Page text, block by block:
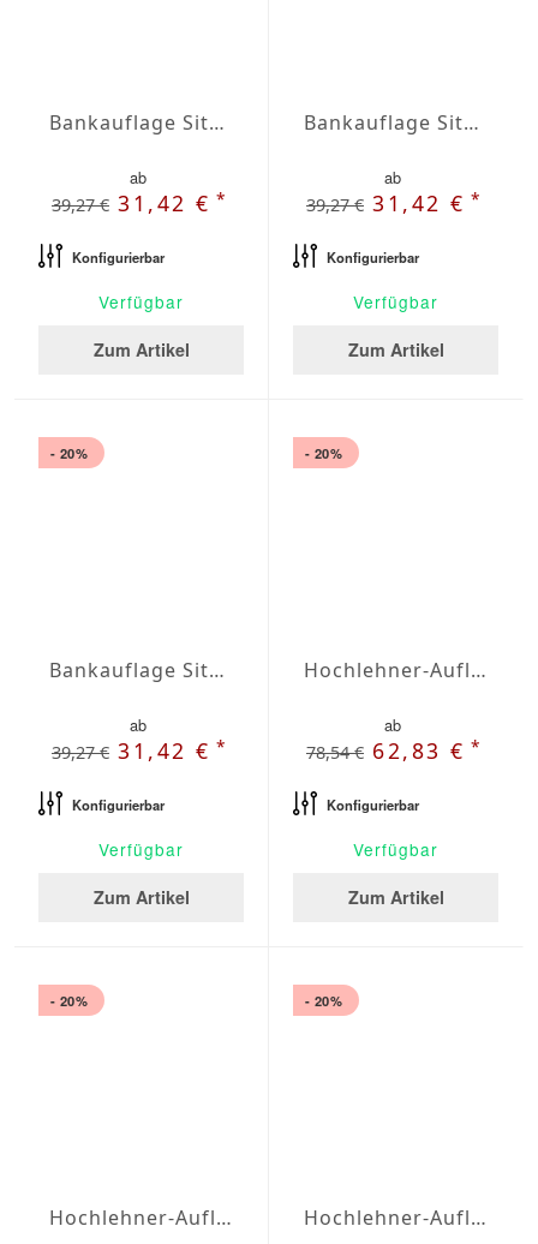
Bankauflage Sitz Agora Plains Oliva
ab
39,27 € 31,42 €*
Konfigurierbar
Verfügbar
Zum Artikel
Bankauflage Sitz Agora Plains Perla
ab
39,27 € 31,42 €*
Konfigurierbar
Verfügbar
Zum Artikel
- 20%
Bankauflage Sitz Agora Plains Verde Claro
ab
39,27 € 31,42 €*
Konfigurierbar
Verfügbar
Zum Artikel
- 20%
Hochlehner-Auflagen Agora Plains Admiral
ab
78,54 € 62,83 €*
Konfigurierbar
Verfügbar
Zum Artikel
- 20%
Hochlehner-Auflagen Agora Plains Alabastro
- 20%
Hochlehner-Auflagen Agora Plains Amarillo